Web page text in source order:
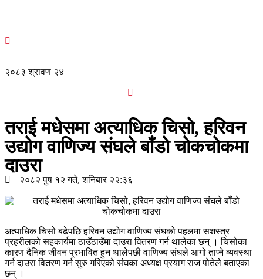
२०८३ श्रावण २४
तराई मधेसमा अत्याधिक चिसो, हरिवन
उद्योग वाणिज्य संघले बाँडो चोकचोकमा
दाउरा
२०८२ पुष १२ गते, शनिबार २२:३६
अत्याधिक चिसो बढेपछि हरिवन उद्योग वाणिज्य संघको पहलमा सशस्त्र
प्रहरीलको सहकार्यमा ठाउँठाउँमा दाउरा वितरण गर्न थालेका छन् । चिसोका
कारण दैनिक जीवन प्रभावित हुन थालेपछी वाणिज्य संघले आगो ताप्ने व्यवस्था
गर्न दाउरा वितरण गर्न सुरु गरिएको संघका अध्यक्ष प्रयाग राज पोतेले बताएका
छन् ।